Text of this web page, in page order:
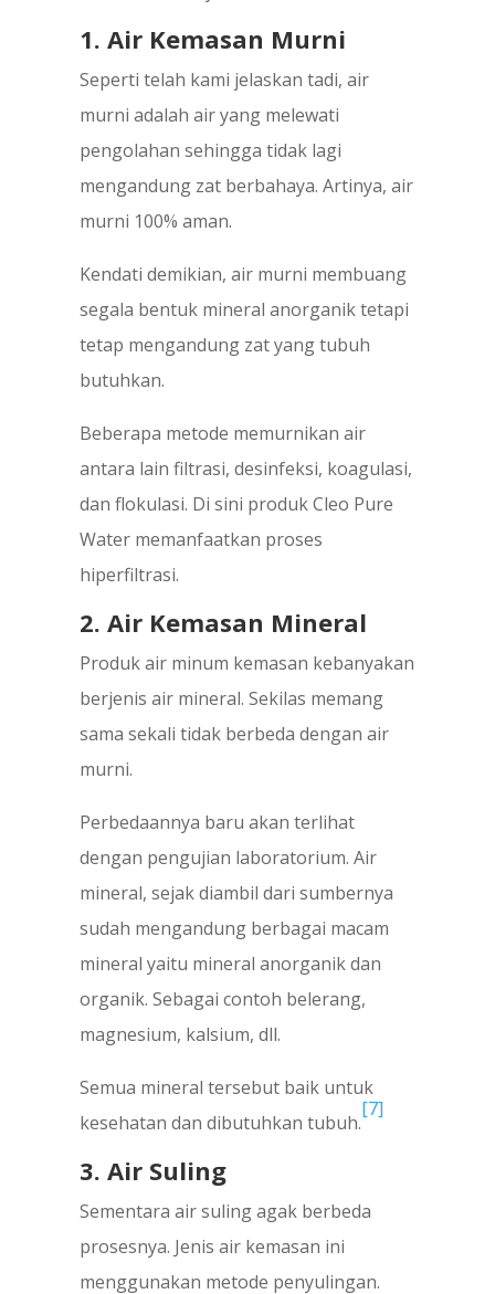
1. Air Kemasan Murni
Seperti telah kami jelaskan tadi, air
murni adalah air yang melewati
pengolahan sehingga tidak lagi
mengandung zat berbahaya. Artinya, air
murni 100% aman.
Kendati demikian, air murni membuang
segala bentuk mineral anorganik tetapi
tetap mengandung zat yang tubuh
butuhkan.
Beberapa metode memurnikan air
antara lain filtrasi, desinfeksi, koagulasi,
dan flokulasi. Di sini produk Cleo Pure
Water memanfaatkan proses
hiperfiltrasi.
2. Air Kemasan Mineral
Produk air minum kemasan kebanyakan
berjenis air mineral. Sekilas memang
sama sekali tidak berbeda dengan air
murni.
Perbedaannya baru akan terlihat
dengan pengujian laboratorium. Air
mineral, sejak diambil dari sumbernya
sudah mengandung berbagai macam
mineral yaitu mineral anorganik dan
organik. Sebagai contoh belerang,
magnesium, kalsium, dll.
Semua mineral tersebut baik untuk
kesehatan dan dibutuhkan tubuh.
[7]
3. Air Suling
Sementara air suling agak berbeda
prosesnya. Jenis air kemasan ini
menggunakan metode penyulingan.